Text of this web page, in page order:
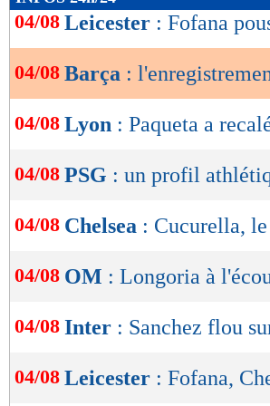
de
OK
04/08 Leicester : Fofana
04/08 Barça :
04/08 Lyon : Paqueta a
04/08 PSG : un profil
04/08 Chelsea : Cucurella,
04/08 OM : Longoria à
04/08 Inter : Sanchez flou
04/08 Leicester : Fofana,